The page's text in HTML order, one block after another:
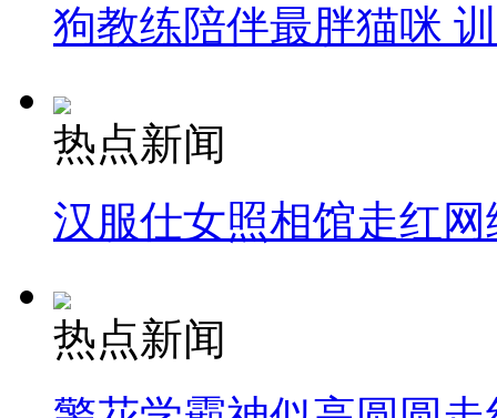
狗教练陪伴最胖猫咪
热点新闻
汉服仕女照相馆走红网
热点新闻